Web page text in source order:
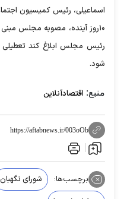
اسماعیلی، رئیس کمیسیون
۱۰روز آینده، مصوبه مجلس
رئیس مجلس ابلاغ کند تعطیلی
شود.
منبع: اقتصادآنلاین
https://aftabnews.ir/003oOb
برچسب‌ها: شورای نگهبان